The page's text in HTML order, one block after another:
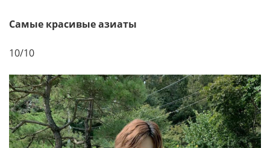
Самые красивые азиаты
10/10